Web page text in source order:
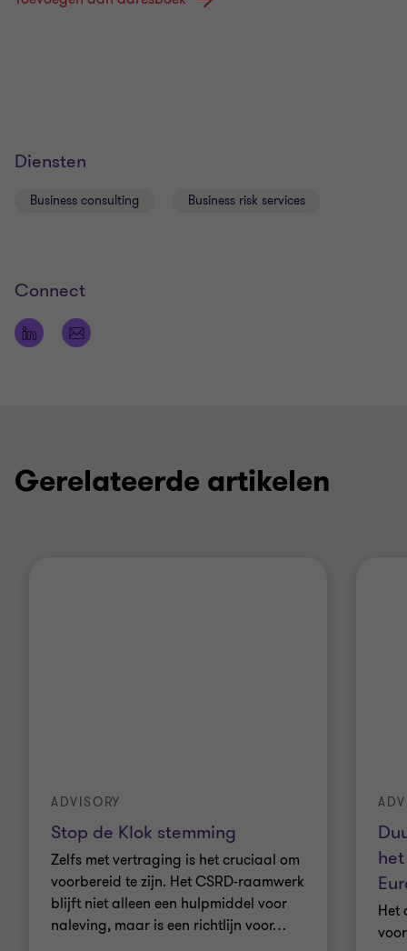
Diensten
Business consulting Business risk services
Connect
Gerelateerde artikelen
Stop de Klok stemming
ADVISORY
Zelfs met vertraging is het cruciaal om
voorbereid te zijn. Het CSRD-raamwerk
blijft niet alleen een hulpmiddel voor
naleving, maar is een richtlijn voor…
Het